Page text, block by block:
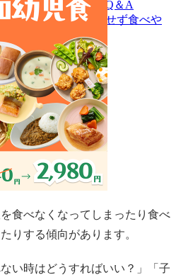
食べない…よくあるQ＆A
べない場合は無理せず食べや
食べなくなってしまったり食べ
りする傾向があります。
い時はどうすればいい？」「子